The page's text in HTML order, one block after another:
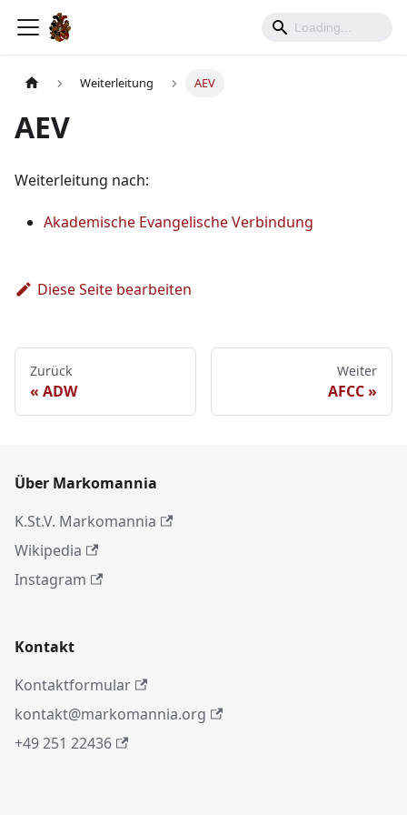
Weiterleitung AEV
AEV
Weiterleitung nach:
Akademische Evangelische Verbindung
Diese Seite bearbeiten
Zurück
ADW
Weiter
AFCC
Über Markomannia
K.St.V. Markomannia
Wikipedia
Instagram
Kontakt
Kontaktformular
kontakt@markomannia.org
+49 251 22436